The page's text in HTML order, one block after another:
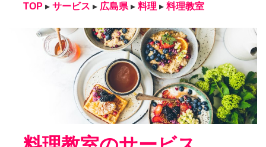
TOP ▸ サービス ▸ 広島県 ▸ 料理 ▸ 料理教室